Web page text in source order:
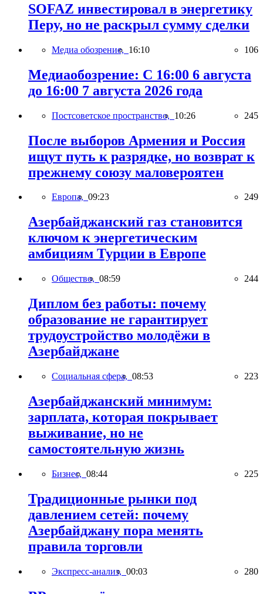
SOFAZ инвестировал в энергетику
Перу, но не раскрыл сумму сделки
Медиа обозрение, 16:10 106
Медиаобозрение: С 16:00 6 августа
до 16:00 7 августа 2026 года
Постсоветское пространство, 10:26 245
После выборов Армения и Россия
ищут путь к разрядке, но возврат к
прежнему союзу маловероятен
Европа, 09:23 249
Азербайджанский газ становится
ключом к энергетическим
амбициям Турции в Европе
Общество, 08:59 244
Диплом без работы: почему
образование не гарантирует
трудоустройство молодёжи в
Азербайджане
Социальная сфера, 08:53 223
Азербайджанский минимум:
зарплата, которая покрывает
выживание, но не
самостоятельную жизнь
Бизнес, 08:44 225
Традиционные рынки под
давлением сетей: почему
Азербайджану пора менять
правила торговли
Экспресс-анализ, 00:03 280